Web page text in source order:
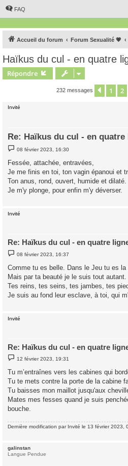
FAQ
Accueil du forum Forum Sexualité 💗
Haïkus du cul - en quatre
Répondre
232 messages 1 2
Invité
Re: Haïkus du cul - en quatre
M
e
s
a
e
08 février 2023, 16:30
Fessée, attachée, entravées,
Je me finis en toi, ton vagin épanoui et
Ton anus, rond, ouvert, humide et dilaté.
Je m'y plonge, pour enfin m'y déverser.
Invité
Re: Haïkus du cul - en quatre
M
e
s
a
e
08 février 2023, 16:37
Comme tu es belle. Dans le Jeu tu es la
Mais par ta beauté je le suis tout autant.
Tes reins, tes seins, tes jambes, tes
Je suis au fond leur esclave, à toi, qui
Invité
Re: Haïkus du cul - en quatre
M
e
s
a
g
e
12 février 2023, 19:31
Tu m’entraînes vers les cabines qui
Tu te mets contre la porte de la cabine
Tu baisses mon maillot jusqu'aux
Mates mes fesses quand je suis
bouche.
Dernière modification par Invité le 13 février 2023,
galinstan
Langue Pendue